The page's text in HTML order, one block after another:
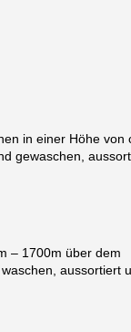
in einer Höhe von
gewaschen,
– 1700m über dem
aussortiert